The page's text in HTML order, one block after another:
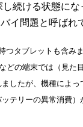
し続ける状態にな
イ問題と呼ばれ
タブレットも含みま
どの端末では（見た
したが、機種によっ
テリーの異常消費）